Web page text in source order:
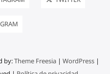
by:Theme Freesia| WordPress|